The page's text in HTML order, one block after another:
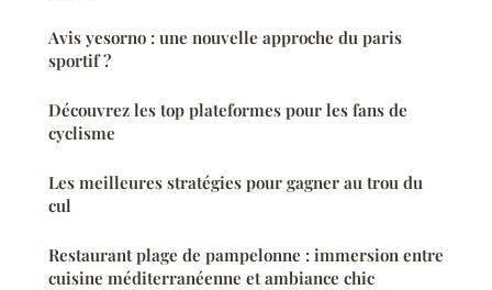
Avis yesorno : une nouvelle approche du paris
sportif ?
Découvrez les top plateformes pour les fans de
cyclisme
Les meilleures stratégies pour gagner au trou du
cul
Restaurant plage de pampelonne : immersion entre
cuisine méditerranéenne et ambiance chic